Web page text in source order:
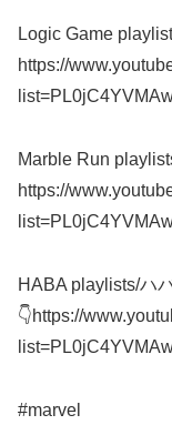
Logic Game
https://
Marble Run
https://
HABA playlists/ハ
👇️https://
#marvel